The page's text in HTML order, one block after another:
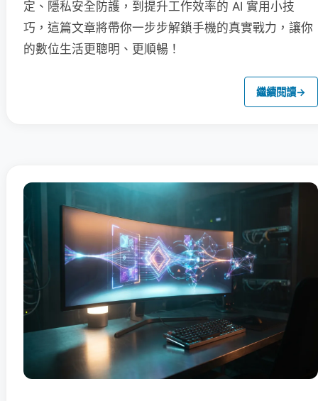
定、隱私安全防護，到提升工作效率的 AI 實用小技
巧，這篇文章將帶你一步步解鎖手機的真實戰力，讓你
的數位生活更聰明、更順暢！
繼續閱讀→